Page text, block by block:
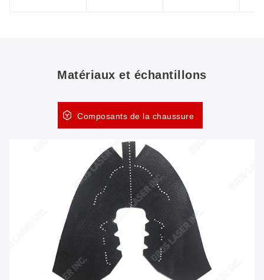
Matériaux et échantillons
Composants de la chaussure